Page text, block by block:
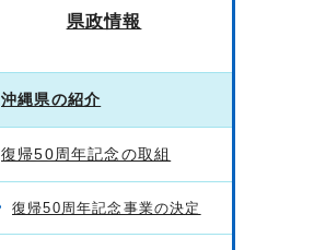
県政情報
沖縄県の紹介
復帰50周年記念の取組
復帰50周年記念事業の決定